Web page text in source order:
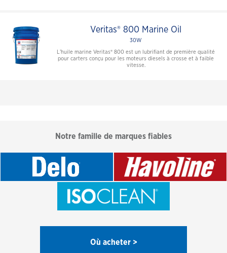
Veritas® 800 Marine Oil
30W
L’huile marine Veritas® 800 est un lubrifiant de première qualité
pour carters conçu pour les moteurs diesels à crosse et à faible
vitesse.
Notre famille de marques fiables
Où acheter >